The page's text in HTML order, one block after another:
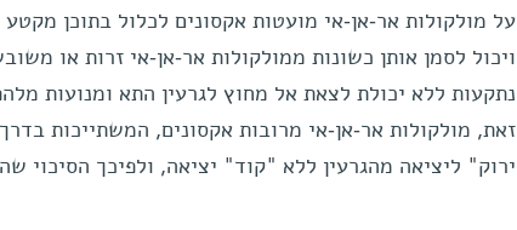
על מולקולות אר-אן-אי מועטות אקסונים לכלול בתוכן
ויכול לסמן אותן כשונות ממולקולות אר-אן-אי זרות או
נתקעות ללא יכולת לצאת אל מחוץ לגרעין התא ומנועות
זאת, מולקולות אר-אן-אי מרובות אקסונים, המשתייכות
ירוק" ליציאה מהגרעין ללא "קוד" יציאה, ולפיכך הסיכוי